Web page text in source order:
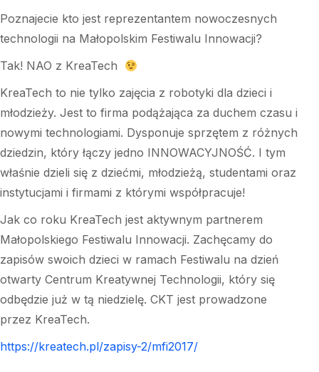
Poznajecie kto jest reprezentantem nowoczesnych
technologii na Małopolskim Festiwalu Innowacji?
Tak! NAO z KreaTech
KreaTech to nie tylko zajęcia z robotyki dla dzieci i
młodzieży. Jest to firma podążająca za duchem czasu i
nowymi technologiami. Dysponuje sprzętem z różnych
dziedzin, który łączy jedno INNOWACYJNOŚĆ. I tym
właśnie dzieli się z dziećmi, młodzieżą, studentami oraz
instytucjami i firmami z którymi współpracuje!
Jak co roku KreaTech jest aktywnym partnerem
Małopolskiego Festiwalu Innowacji. Zachęcamy do
zapisów swoich dzieci w ramach Festiwalu na dzień
otwarty Centrum Kreatywnej Technologii, który się
odbędzie już w tą niedzielę. CKT jest prowadzone
przez KreaTech.
https://kreatech.pl/zapisy-2/mfi2017/